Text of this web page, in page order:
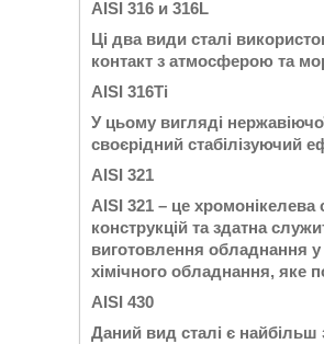
AISI 316 и 316L
Ці два види сталі
контакт з атмосферою та
AISI 316Ti
У цьому вигляді
своєрідний стабілізуючий
AISI 321
AISI 321 – це
конструкцій та здатна
виготовлення обладнання
хімічного обладнання, яке
AISI 430
Даний вид сталі є найбільш